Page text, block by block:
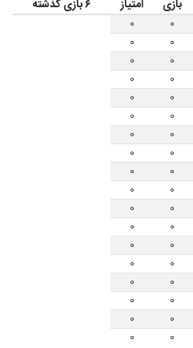
بازی امتیاز
۶ بازی گذشته
۰
۰
۰
۰
۰
۰
۰
۰
۰
۰
۰
۰
۰
۰
۰
۰
۰
۰
۰
۰
۰
۰
۰
۰
۰
۰
۰
۰
۰
۰
۰
۰
۰
۰
۰ ۰